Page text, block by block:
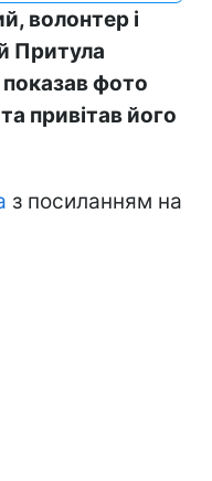
волонтер і
Притула
фото
привітав його
з посиланням на